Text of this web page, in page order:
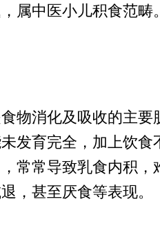
属中医小儿积食范畴
物消化及吸收的主要
发育完全，加上饮食
常常导致乳食内积，
，甚至厌食等表现。